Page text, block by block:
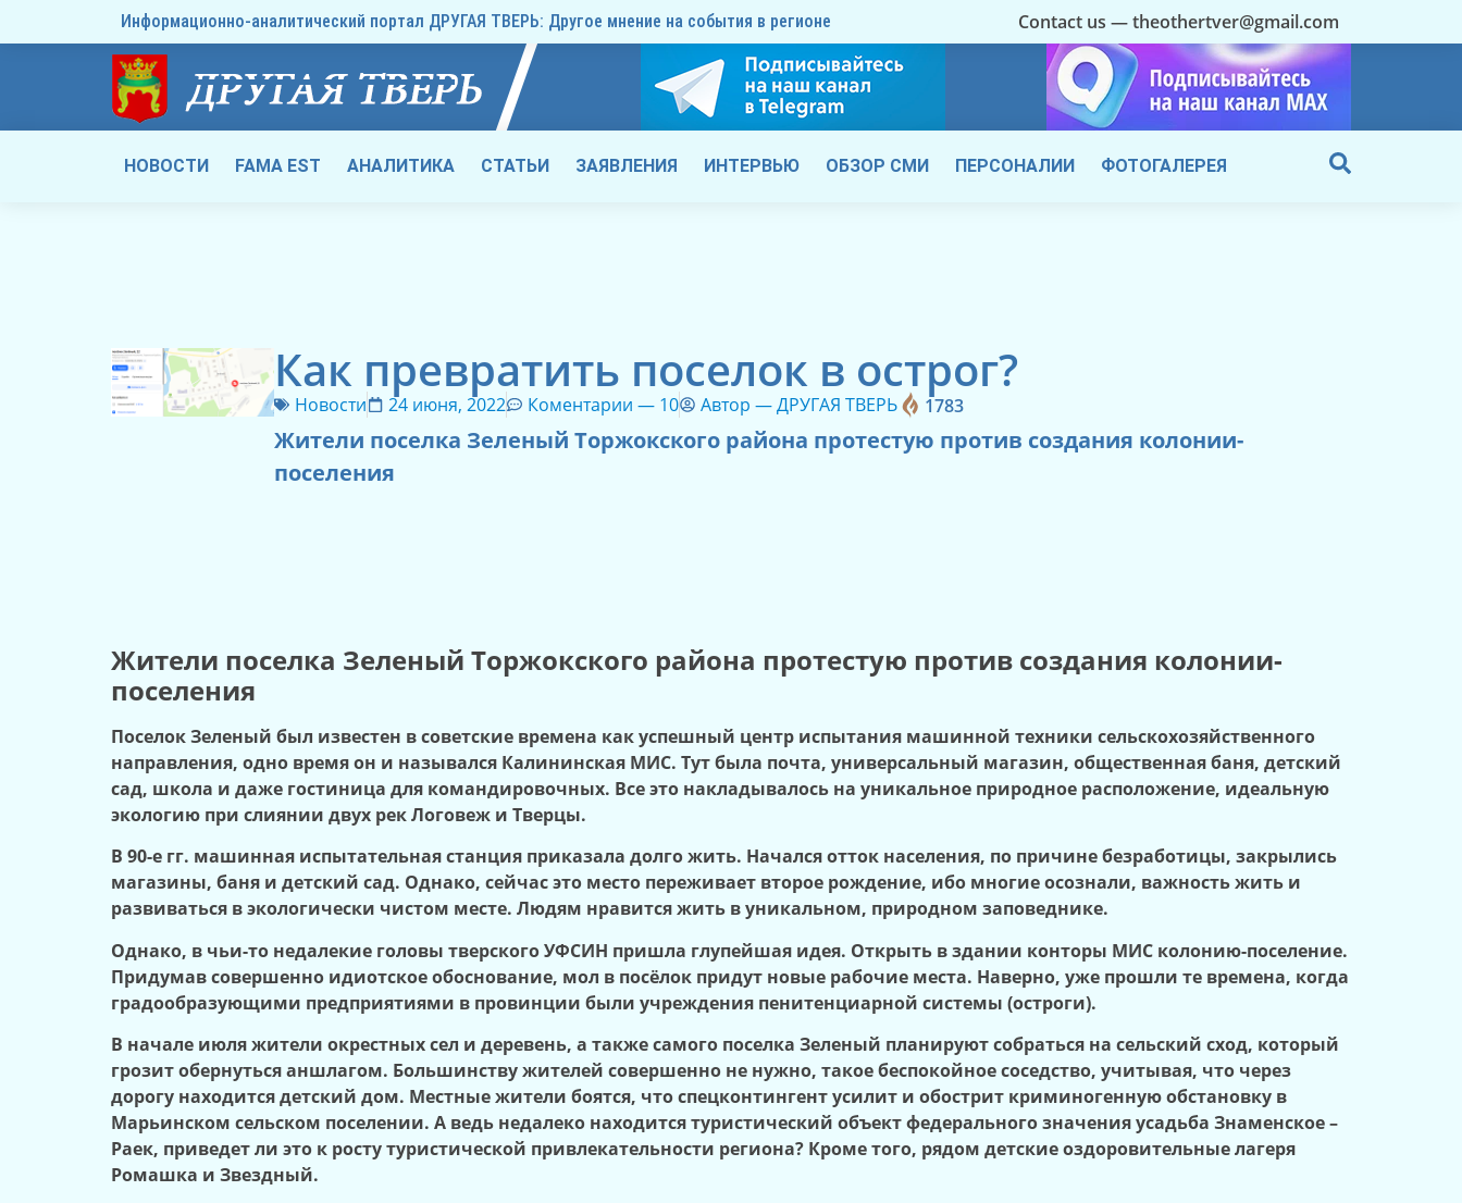
Информационно-аналитический портал ДРУГАЯ ТВЕРЬ: Другое мнение на события в регионе Contact us — theothertver@gmail.com
НОВОСТИ FAMA EST АНАЛИТИКА СТАТЬИ ЗАЯВЛЕНИЯ ИНТЕРВЬЮ ОБЗОР СМИ ПЕРСОНАЛИИ ФОТОГАЛЕРЕЯ
Как превратить поселок в острог?
Новости 24 июня, 2022 Коментарии — 10 Автор —ДРУГАЯ ТВЕРЬ 1783
Жители поселка Зеленый Торжокского района протестую против создания колонии-
поселения
Жители поселка Зеленый Торжокского района протестую против создания колонии-
поселения
Поселок Зеленый был известен в советские времена как успешный центр испытания машинной техники сельскохозяйственного
направления, одно время он и назывался Калининская МИС. Тут была почта, универсальный магазин, общественная баня, детский
сад, школа и даже гостиница для командировочных. Все это накладывалось на уникальное природное расположение, идеальную
экологию при слиянии двух рек Логовеж и Тверцы.
В 90-е гг. машинная испытательная станция приказала долго жить. Начался отток населения, по причине безработицы, закрылись
магазины, баня и детский сад. Однако, сейчас это место переживает второе рождение, ибо многие осознали, важность жить и
развиваться в экологически чистом месте. Людям нравится жить в уникальном, природном заповеднике.
Однако, в чьи-то недалекие головы тверского УФСИН пришла глупейшая идея. Открыть в здании конторы МИС колонию-поселение.
Придумав совершенно идиотское обоснование, мол в посёлок придут новые рабочие места. Наверно, уже прошли те времена, когда
градообразующими предприятиями в провинции были учреждения пенитенциарной системы (остроги).
В начале июля жители окрестных сел и деревень, а также самого поселка Зеленый планируют собраться на сельский сход, который
грозит обернуться аншлагом. Большинству жителей совершенно не нужно, такое беспокойное соседство, учитывая, что через
дорогу находится детский дом. Местные жители боятся, что спецконтингент усилит и обострит криминогенную обстановку в
Марьинском сельском поселении. А ведь недалеко находится туристический объект федерального значения усадьба Знаменское –
Раек, приведет ли это к росту туристической привлекательности региона? Кроме того, рядом детские оздоровительные лагеря
Ромашка и Звездный.